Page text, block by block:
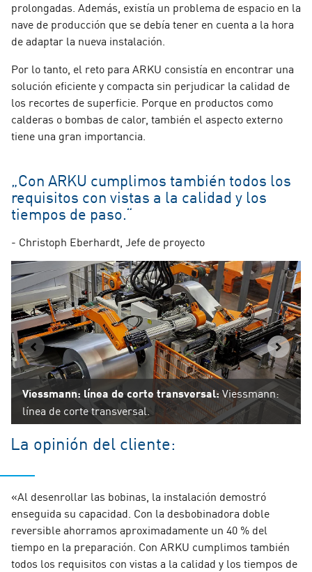
prolongadas. Además, existía un problema de espacio en la
nave de producción que se debía tener en cuenta a la hora
de adaptar la nueva instalación.
Por lo tanto, el reto para ARKU consistía en encontrar una
solución eficiente y compacta sin perjudicar la calidad de
los recortes de superficie. Porque en productos como
calderas o bombas de calor, también el aspecto externo
tiene una gran importancia.
„Con ARKU cumplimos también todos los
requisitos con vistas a la calidad y los
tiempos de paso.“
- Christoph Eberhardt, Jefe de proyecto
Viessmann: línea de corte transversal:Viessmann:
línea de corte transversal.
La opinión del cliente:
«Al desenrollar las bobinas, la instalación demostró
enseguida su capacidad. Con la desbobinadora doble
reversible ahorramos aproximadamente un 40 % del
tiempo en la preparación. Con ARKU cumplimos también
todos los requisitos con vistas a la calidad y los tiempos de